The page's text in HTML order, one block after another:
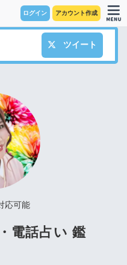
ログイン アカウント作成
ツイート
応可能
電話占い 鑑